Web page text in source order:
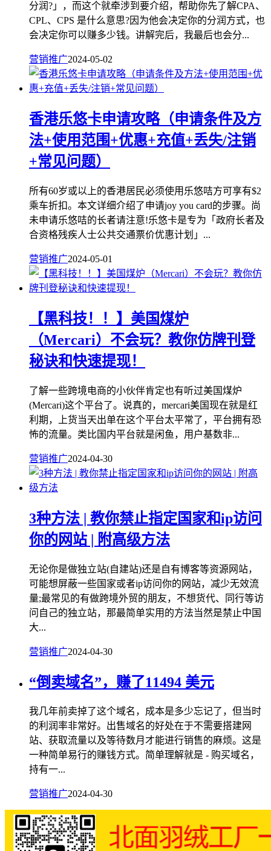
分润?」，而这个就牵涉到要介绍，帮助你先了解CPA、
CPL、CPS 是什么意思?因为他会决定你的分润方式，也
会决定你可以赚多少钱。讲解完后，我最后也会分...
营销推广2024-05-02
香港乐悠卡申请攻略（申请条件及方
法+使用范围+优惠+充值+丢失/注销
+常见问题）
所有60岁或以上的香港居民必须使用乐悠咭方可享有$2
乘车折扣。本文详细介绍了申请joy you card的步骤。尚
未申请乐悠咭的长者请注意!乐悠卡是专为「政府长者及
合资格残疾人士公共交通票价优惠计划」...
营销推广2024-05-01
【黑科技！！】美国煤炉
（Mercari）不会玩？教你仿牌刊登
秘诀和快速提现！
了解一些跨境电商的小伙伴肯定也有听过美国煤炉
(Mercari)这个平台了。说真的，mercari美国现在就是红
利期，上货当天出单在这个平台太平常了，平台拥有恐
怖的流量。类比国内平台就是闲鱼，用户基数非...
营销推广2024-04-30
3种方法 | 教你禁止指定国家和ip访问
你的网站 | 附高级方法
无论你是做独立站(自建站)还是自有博客等资源网站，
可能想屏蔽一些国家或者ip访问你的网站，减少无效流
量;最常见的有做跨境外贸的朋友，不想货代、同行等访
问自己的独立站，那最简单实用的方法当然是禁止中国
大...
营销推广2024-04-30
“倒卖域名”，赚了11494 美元
我几年前卖掉了这个域名，成本是多少忘记了，但当时
的利润率非常好。出售域名的好处在于不需要搭建网
站、获取流量以及等待数月才能进行销售的麻烦。这是
一种简单易行的赚钱方式。简单理解就是 - 购买域名，
持有一...
营销推广2024-04-30